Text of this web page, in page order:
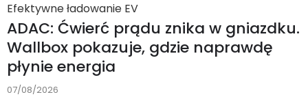
Efektywne ładowanie EV
ADAC: Ćwierć prądu znika w gniazdku.
Wallbox pokazuje, gdzie naprawdę
płynie energia
07/08/2026